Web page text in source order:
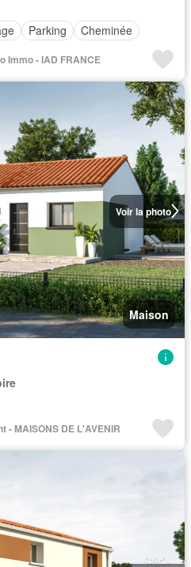
Parking Cheminée
Immo - IAD FRANCE
Voir la photo
Maison
- MAISONS DE L'AVENIR